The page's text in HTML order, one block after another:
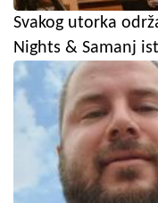
Svakog utorka
Nights & Samanj